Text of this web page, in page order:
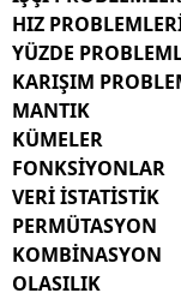
HIZ
YÜZDE
KARIŞIM
MANTIK
KÜMELER
FONKSİYONLAR
VERİ İSTATİSTİK
PERMÜTASYON
KOMBİNASYON
OLASILIK